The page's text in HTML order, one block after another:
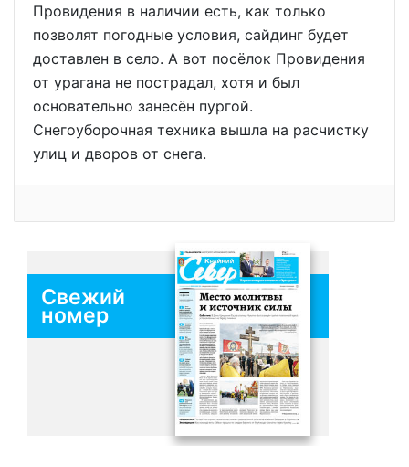
Провидения в наличии есть, как только
позволят погодные условия, сайдинг будет
доставлен в село. А вот посёлок Провидения
от урагана не пострадал, хотя и был
основательно занесён пургой.
Снегоуборочная техника вышла на расчистку
улиц и дворов от снега.
Свежий
номер